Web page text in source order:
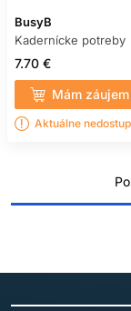
BusyB
Kadernícke potreby
7.70 €
Mám záujem
Aktuálne